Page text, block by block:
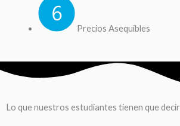
Precios Asequibles
Lo que nuestros estudiantes tienen que decir